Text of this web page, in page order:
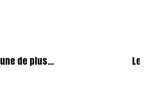
une de plus… Le